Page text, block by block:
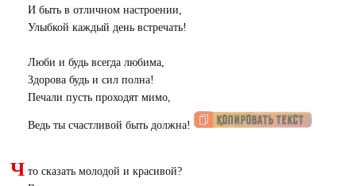
И быть в отличном настроении,
Улыбкой каждый день встречать!
Люби и будь всегда любима,
Здорова будь и сил полна!
Печали пусть проходят мимо,
Ведь ты счастливой быть должна!
Ч то сказать молодой и красивой?